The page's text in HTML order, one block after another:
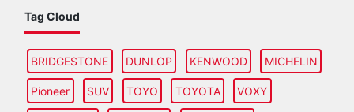
Tag Cloud
BRIDGESTONE DUNLOP KENWOOD MICHELIN
Pioneer SUV TOYO TOYOTA VOXY